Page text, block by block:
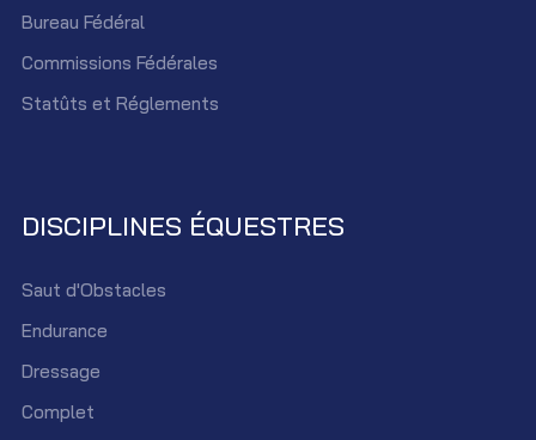
Bureau Fédéral
Commissions Fédérales
Statûts et Réglements
DISCIPLINES ÉQUESTRES
Saut d'Obstacles
Endurance
Dressage
Complet